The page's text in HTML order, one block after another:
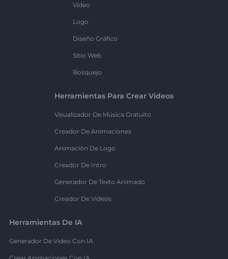
Vídeo
Logo
Diseño Gráfico
Sitio Web
Bosquejo
Herramientas Para Crear Videos
Visualizador De Música Gratuito
Creador De Animaciones
Animación De Logo
Creador De Intro
Generador De Texto Animado
Creador De Videos
Herramientas De IA
Generador De Video Con IA